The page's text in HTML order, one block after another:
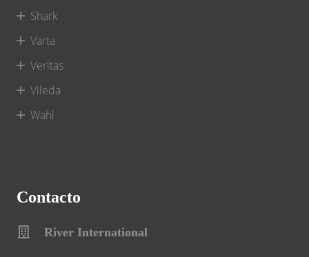
Shark
Varta
Veritas
Vileda
Wahl
Contacto
River International